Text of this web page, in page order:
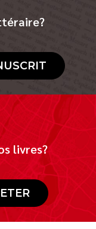
livres?